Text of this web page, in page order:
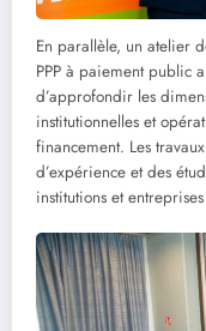
En parallèle, un atelier
PPP à paiement public
d’approfondir les
institutionnelles et
financement. Les
d’expérience et des
institutions et